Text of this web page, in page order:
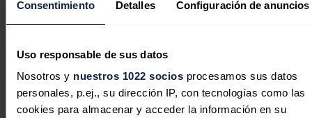
Consentimiento Detalles Configuración de anuncios
Uso responsable de sus datos
Nosotros y nuestros 1022 sociosprocesamos sus datos
personales, p.ej., su dirección IP, con tecnologías como las
cookies para almacenar y acceder la información en su
eléctrico
configuraciones de eje, permitiendo a los fabricantes optimizar el
diseño de sus vehículos y reducir costes. El resultado es un sistema
de propulsión más compacto, ligero y eficiente, con menores
necesidades de espacio y un coste total optimizado.
Actualmente, unos siete motores eléctricos salen cada minuto de las